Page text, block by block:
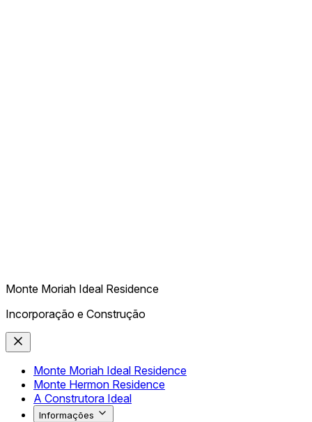
Monte Moriah Ideal Residence
Incorporação e Construção
Monte Moriah Ideal Residence
Monte Hermon Residence
A Construtora Ideal
Informações